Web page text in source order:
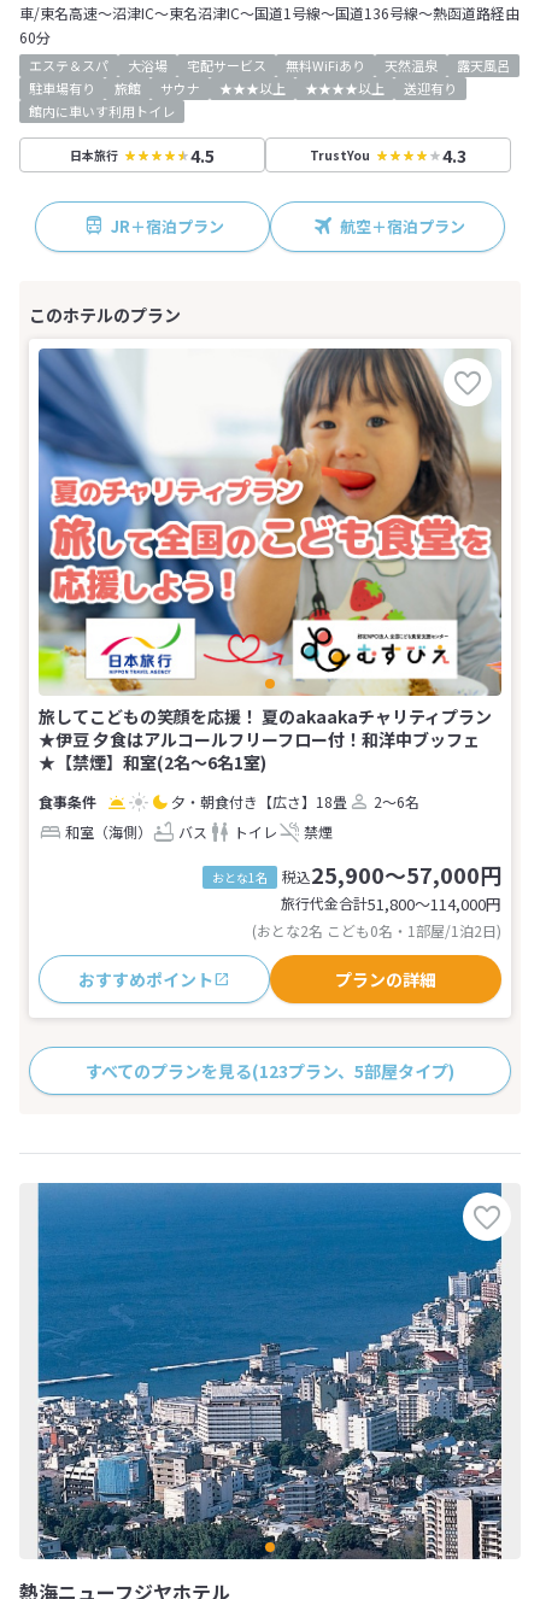
車/東名高速～沼津IC～東名沼津IC～国道1号線～国道136号線～熱函道路経由
60分
エステ＆スパ 大浴場 宅配サービス 無料WiFiあり 天然温泉
露天風呂
駐車場有り
旅館 サウナ ★★★以上 ★★★★以上
送迎有り
館内に車いす利用トイレ
日本旅行 4.5 TrustYou 4.3
JR＋宿泊プラン 航空＋宿泊プラン
旅してこどもの笑顔を応援！ 夏のakaakaチャリティプラン
★伊豆 夕食はアルコールフリーフロー付！和洋中ブッフェ
★【禁煙】和室(2名～6名1室)
夕・朝食付き 【広さ】18畳
2～6名
和室（海側）
バス トイレ 禁煙
おとな1名 税込25,900～57,000円
旅行代金合計51,800〜114,000円
(おとな2名 こども0名・1部屋/1泊2日)
おすすめポイント プランの詳細
すべてのプランを見る(123プラン、5部屋タイプ)
熱海ニューフジヤホテル